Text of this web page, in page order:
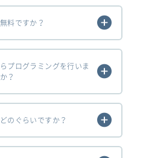
料ですか？
プログラミングを行いま
？
のぐらいですか？